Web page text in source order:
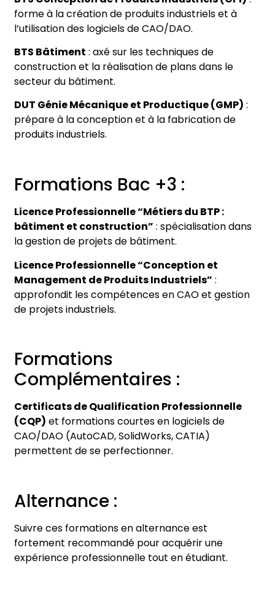
forme à la création de produits industriels et à
l’utilisation des logiciels de CAO/DAO.
BTS Bâtiment : axé sur les techniques de
construction et la réalisation de plans dans le
secteur du bâtiment.
DUT Génie Mécanique et Productique (GMP) :
prépare à la conception et à la fabrication de
produits industriels.
Formations Bac +3 :
Licence Professionnelle “Métiers du BTP :
bâtiment et construction” : spécialisation dans
la gestion de projets de bâtiment.
Licence Professionnelle “Conception et
Management de Produits Industriels” :
approfondit les compétences en CAO et gestion
de projets industriels.
Formations
Complémentaires :
Certificats de Qualification Professionnelle
(CQP) et formations courtes en logiciels de
CAO/DAO (AutoCAD, SolidWorks, CATIA)
permettent de se perfectionner.
Alternance :
Suivre ces formations en alternance est
fortement recommandé pour acquérir une
expérience professionnelle tout en étudiant.